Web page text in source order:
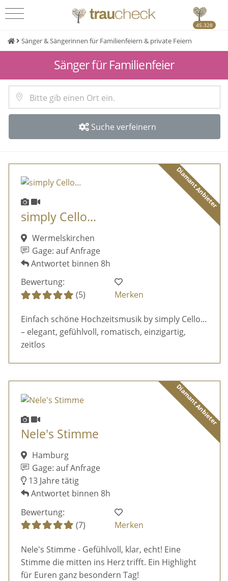
45.328
Sänger & Sängerinnen für Familienfeiern & private Feiern
Sänger für Familienfeier
Suche verfeinern
Diamant Anbieter
simply Cello...
Wermelskirchen
Gage: auf Anfrage
Antwortet binnen 8h
Bewertung:
(5)
Merken
Einfach schöne Hochzeitsmusik by simply Cello...
– elegant, gefühlvoll, romatisch, einzigartig,
zeitlos
Diamant Anbieter
Nele's Stimme
Hamburg
Gage: auf Anfrage
13 Jahre tätig
Antwortet binnen 8h
Bewertung:
(7)
Merken
Nele's Stimme - Gefühlvoll, klar, echt! Eine
Stimme die mitten ins Herz trifft. Ein Highlight
für Euren ganz besondern Tag!